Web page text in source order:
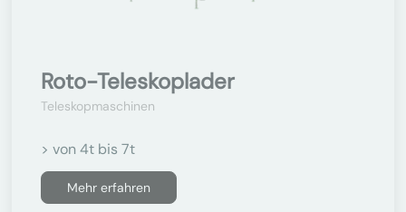
Roto-Teleskoplader
Teleskopmaschinen
> von 4t bis 7t
Mehr erfahren